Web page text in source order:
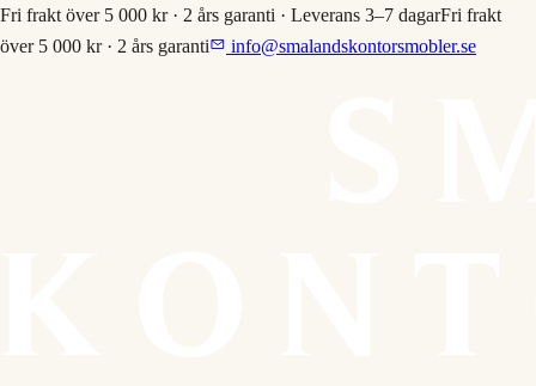
Fri frakt över 5 000 kr · 2 års garanti · Leverans 3–7 dagarFri frakt
över 5 000 kr · 2 års garanti
info@smalandskontorsmobler.se